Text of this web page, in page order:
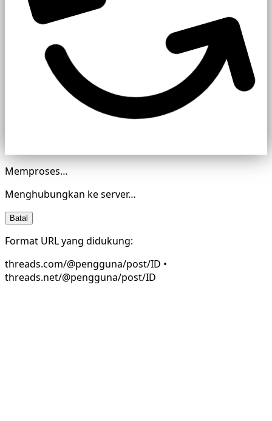
Memproses…
Menghubungkan ke server…
Batal
Format URL yang didukung:
threads.com/@pengguna/post/ID •
threads.net/@pengguna/post/ID